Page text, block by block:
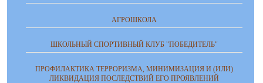
АГРОШКОЛА
ШКОЛЬНЫЙ СПОРТИВНЫЙ КЛУБ "ПОБЕДИТЕЛЬ"
ПРОФИЛАКТИКА ТЕРРОРИЗМА, МИНИМИЗАЦИЯ И (ИЛИ)
ЛИКВИДАЦИЯ ПОСЛЕДСТВИЙ ЕГО ПРОЯВЛЕНИЙ